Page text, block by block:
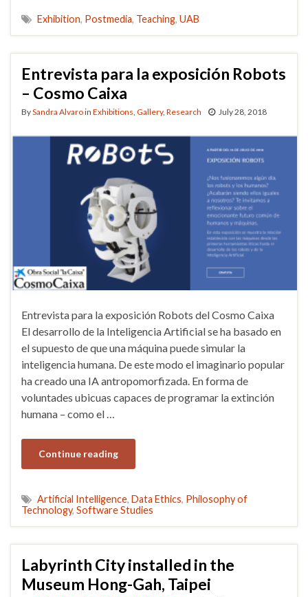
Exhibition, Postmedia, Teaching, UAB
Entrevista para la exposición Robots
– Cosmo Caixa
BySandra Alvaroin Exhibitions, Gallery, Research July 28, 2018
Entrevista para la exposición Robots del Cosmo Caixa
El desarrollo de la Inteligencia Artificial se ha basado en
el supuesto de que una máquina puede simular la
inteligencia humana. De este modo el imaginario popular
ha creado una IA antropomorfizada. En forma de
voluntades ubicuas capaces de programar la extinción
humana – como el …
Continue reading
Artificial Intelligence, Data Ethics, Philosophy of
Technology, Software Studies
Labyrinth City installed in the
Museum Hong-Gah, Taipei